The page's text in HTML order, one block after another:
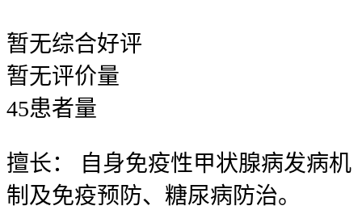
暂无综合好评
暂无评价量
45患者量
擅长：
自身免疫性甲状腺病发病机
制及免疫预防、糖尿病防治。